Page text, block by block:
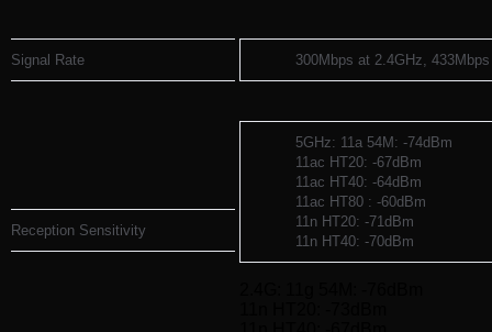
Signal Rate 300Mbps at 2.4GHz,
Reception Sensitivity
5GHz: 11a 54M: -74dBm
11ac HT20: -67dBm
11ac HT40: -64dBm
11ac HT80 : -60dBm
11n HT20: -71dBm
11n HT40: -70dBm